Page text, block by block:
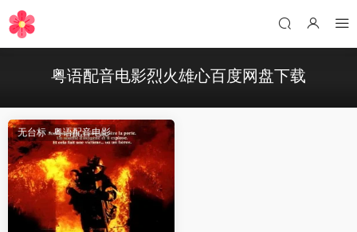
粤语配音电影烈火雄心百度网盘下载
无台标·粤语配音电影